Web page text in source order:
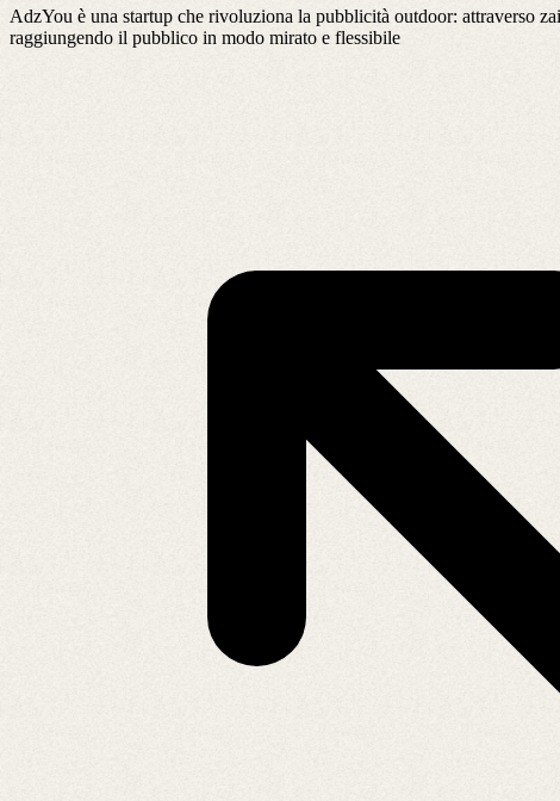
AdzYou è una startup che rivoluziona la pubblicità outdoor: attraverso
raggiungendo il pubblico in modo mirato e flessibile